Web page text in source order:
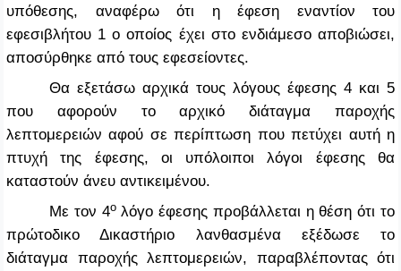
υπόθεσης, αναφέρω ότι η έφεση εναντίον του
εφεσιβλήτου 1 ο οποίος έχει στο ενδιάμεσο αποβιώσει,
αποσύρθηκε από τους εφεσείοντες.
Θα εξετάσω αρχικά τους λόγους έφεσης 4 και 5
που αφορούν το αρχικό διάταγμα παροχής
λεπτομερειών αφού σε περίπτωση που πετύχει αυτή η
πτυχή της έφεσης, οι υπόλοιποι λόγοι έφεσης θα
καταστούν άνευ αντικειμένου.
Με τον 4ολόγο έφεσης προβάλλεται η θέση ότι το
πρώτοδικο Δικαστήριο λανθασμένα εξέδωσε το
διάταγμα παροχής λεπτομερειών, παραβλέποντας ότι